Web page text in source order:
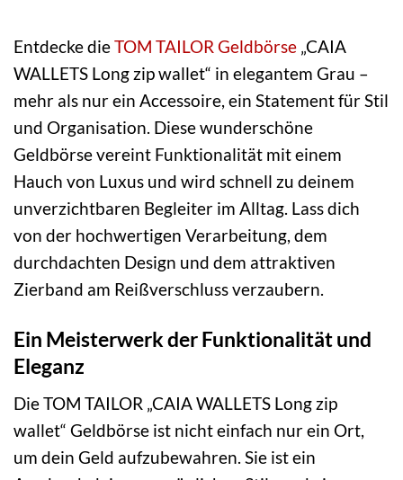
Entdecke dieTOM TAILOR Geldbörse „CAIA
WALLETS Long zip wallet“ in elegantem Grau –
mehr als nur ein Accessoire, ein Statement für Stil
und Organisation. Diese wunderschöne
Geldbörse vereint Funktionalität mit einem
Hauch von Luxus und wird schnell zu deinem
unverzichtbaren Begleiter im Alltag. Lass dich
von der hochwertigen Verarbeitung, dem
durchdachten Design und dem attraktiven
Zierband am Reißverschluss verzaubern.
Ein Meisterwerk der Funktionalität und
Eleganz
Die TOM TAILOR „CAIA WALLETS Long zip
wallet“ Geldbörse ist nicht einfach nur ein Ort,
um dein Geld aufzubewahren. Sie ist ein